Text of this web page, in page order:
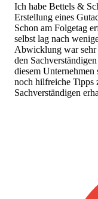
Ich habe Bettels &
Erstellung eines
Schon am Folgetag
selbst lag nach
Abwicklung war sehr
den
diesem Unternehmen
noch hilfreiche Tipps
Sachverständigen